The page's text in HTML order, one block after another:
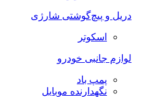
دریل و پیچ‌گوشتی شارژی
اسکوتر
لوازم جانبی خودرو
پمپ باد
نگهدارنده موبایل